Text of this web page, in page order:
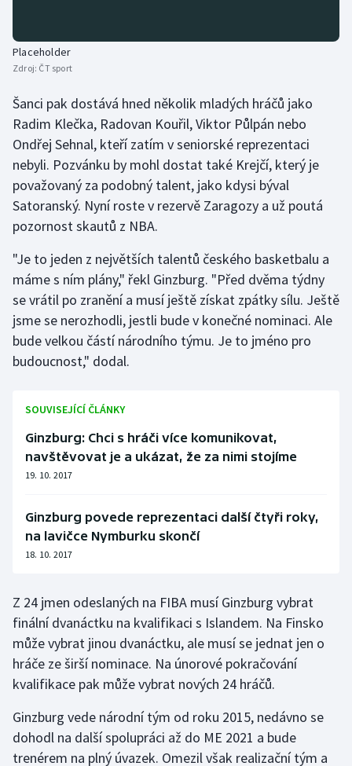
Placeholder
Zdroj: ČT sport
Šanci pak dostává hned několik mladých hráčů jako
Radim Klečka, Radovan Kouřil, Viktor Půlpán nebo
Ondřej Sehnal, kteří zatím v seniorské reprezentaci
nebyli. Pozvánku by mohl dostat také Krejčí, který je
považovaný za podobný talent, jako kdysi býval
Satoranský. Nyní roste v rezervě Zaragozy a už poutá
pozornost skautů z NBA.
"Je to jeden z největších talentů českého basketbalu a
máme s ním plány," řekl Ginzburg. "Před dvěma týdny
se vrátil po zranění a musí ještě získat zpátky sílu. Ještě
jsme se nerozhodli, jestli bude v konečné nominaci. Ale
bude velkou částí národního týmu. Je to jméno pro
budoucnost," dodal.
SOUVISEJÍCÍ ČLÁNKY
Ginzburg: Chci s hráči více komunikovat,
navštěvovat je a ukázat, že za nimi stojíme
19. 10. 2017
Ginzburg povede reprezentaci další čtyři roky,
na lavičce Nymburku skončí
18. 10. 2017
Z 24 jmen odeslaných na FIBA musí Ginzburg vybrat
finální dvanáctku na kvalifikaci s Islandem. Na Finsko
může vybrat jinou dvanáctku, ale musí se jednat jen o
hráče ze širší nominace. Na únorové pokračování
kvalifikace pak může vybrat nových 24 hráčů.
Ginzburg vede národní tým od roku 2015, nedávno se
dohodl na další spolupráci až do ME 2021 a bude
trenérem na plný úvazek. Omezil však realizační tým a